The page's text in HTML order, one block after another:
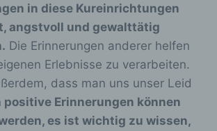
in diese Kureinrichtungen
angstvoll und gewalttätig
Die Erinnerungen anderer helfen
Erlebnisse zu verarbeiten.
dass man uns unser Leid
positive Erinnerungen können
es ist wichtig zu wissen,